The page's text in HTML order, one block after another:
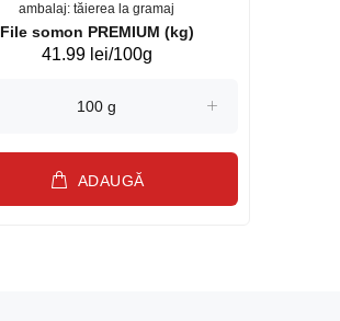
ambalaj: tăierea la gramaj
File somon PREMIUM (kg)
41.99 lei/100g
ADAUGĂ